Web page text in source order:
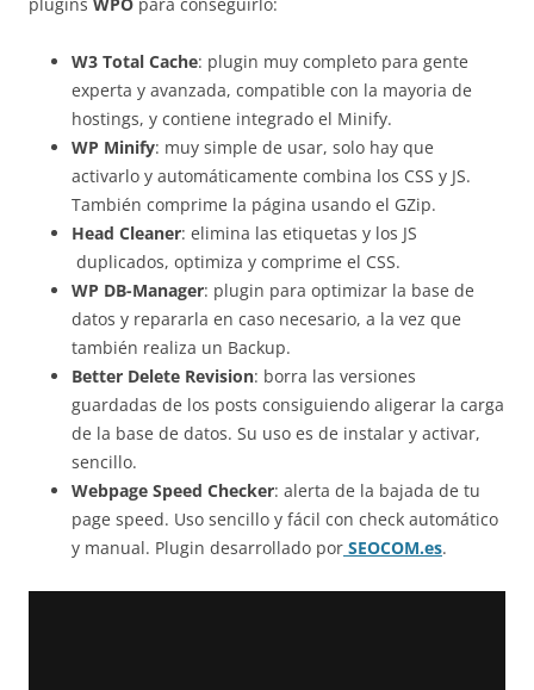
W3 Total Cache: plugin muy completo para gente
experta y avanzada, compatible con la mayoria de
hostings, y contiene integrado el Minify.
WP Minify: muy simple de usar, solo hay que
activarlo y automáticamente combina los CSS y JS.
También comprime la página usando el GZip.
Head Cleaner: elimina las etiquetas y los JS
duplicados, optimiza y comprime el CSS.
WP DB-Manager: plugin para optimizar la base de
datos y repararla en caso necesario, a la vez que
también realiza un Backup.
Better Delete Revision: borra las versiones
guardadas de los posts consiguiendo aligerar la carga
de la base de datos. Su uso es de instalar y activar,
sencillo.
Webpage Speed Checker: alerta de la bajada de tu
page speed. Uso sencillo y fácil con check automático
y manual. Plugin desarrollado por SEOCOM.es.